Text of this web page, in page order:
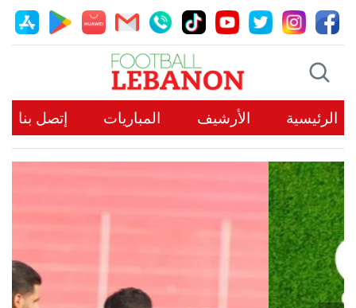
الرئيسية الأرشيف المباريات إتصل بنا